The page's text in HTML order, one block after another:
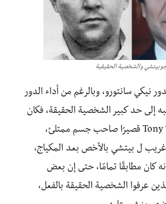
بيتشي والشخصية الحقيقية
نيكي سانتورو، وبالرغم من أداء الدور
إلى حد كبير الشخصية الحقيقة، فكان
Tony “The Ant” Spilotro قصيرًا صاحب جسم ممتلئ،
ل بيتشي بالأخص بعد المكياج،
كان مطابقًا تمامًا، حتى إن بعض
عرفوا الشخصية الحقيقة بالفعل،